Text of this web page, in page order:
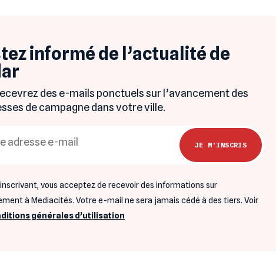
informé de l’actualité de
des e-mails ponctuels sur l’avancement des
de campagne dans votre ville.
inscrivant, vous acceptez de recevoir des informations sur
à Mediacités. Votre e-mail ne sera jamais cédé à des tiers. Voir
générales d’utilisation